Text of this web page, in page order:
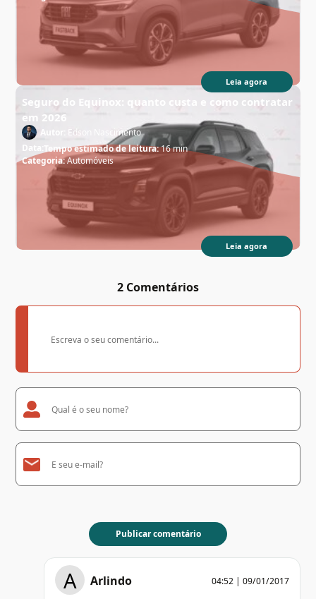
Leia agora
Seguro do Equinox: quanto custa e como contratar
em 2026
Autor:
Edson Nascimento
Data:
Tempo estimado de leitura:16 min
Categoria:Automóveis
Leia agora
2 Comentários
A Arlindo 04:52 | 09/01/2017